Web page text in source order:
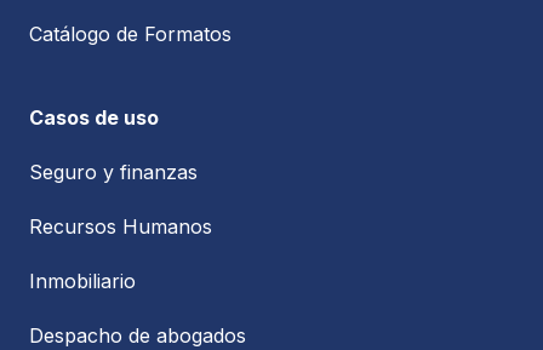
Catálogo de Formatos
Casos de uso
Seguro y finanzas
Recursos Humanos
Inmobiliario
Despacho de abogados